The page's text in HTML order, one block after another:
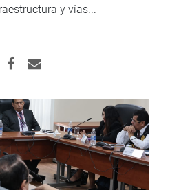
y vías...